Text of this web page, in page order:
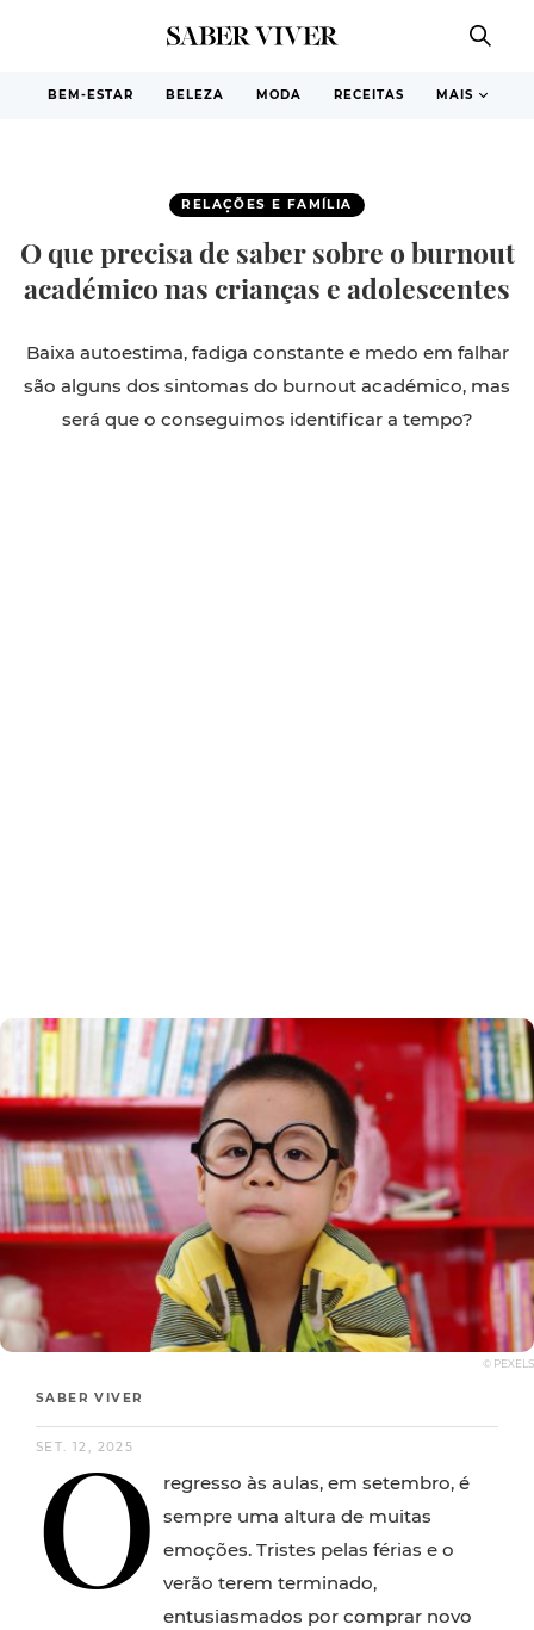
BEM-ESTAR BELEZA MODA RECEITAS MAIS
RELAÇÕES E FAMÍLIA
O que precisa de saber sobre o burnout
académico nas crianças e adolescentes
Baixa autoestima, fadiga constante e medo em falhar
são alguns dos sintomas do burnout académico, mas
será que o conseguimos identificar a tempo?
© PEXELS
SABER VIVER
SET. 12, 2025
O
regresso às aulas, em setembro, é
sempre uma altura de muitas
emoções. Tristes pelas férias e o
verão terem terminado,
entusiasmados por comprar novo